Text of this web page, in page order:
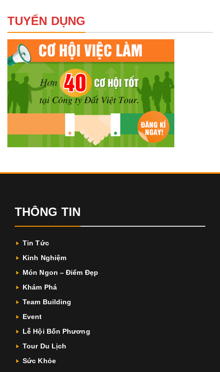
TUYỂN DỤNG
THÔNG TIN
Tin Tức
Kinh Nghiệm
Món Ngon – Điểm Đẹp
Khám Phá
Team Building
Event
Lễ Hội Bốn Phương
Tour Du Lịch
Sức Khỏe